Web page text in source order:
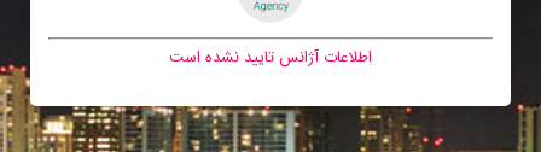
اطلاعات آژانس تایید نشده است